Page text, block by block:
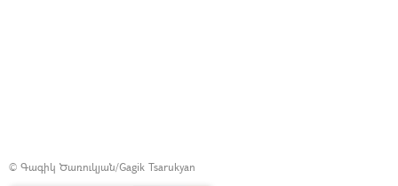
© Գագիկ Ծառուկյան/Gagik Tsarukyan